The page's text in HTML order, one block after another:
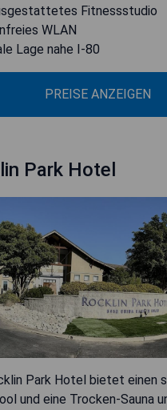
Fitnessstudio
WLAN
Lage nahe I-80
PREISE ANZEIGEN
Park Hotel
Park Hotel bietet einen
und eine Trocken-Sauna